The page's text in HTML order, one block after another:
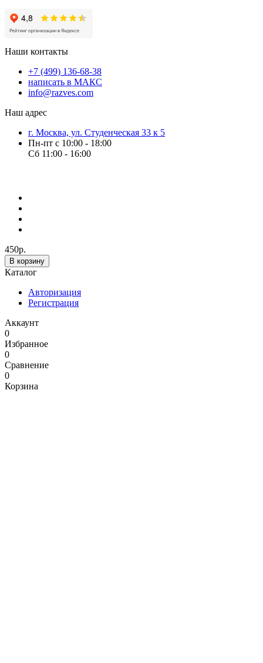
Наши контакты
+7 (499) 136-68-38
написать в МАКС
info@razves.com
Наш адрес
г. Москва, ул. Студенческая 33 к 5
Пн-пт с 10:00 - 18:00
Сб 11:00 - 16:00
450р.
В корзину
Каталог
Авторизация
Регистрация
Аккаунт
0
Избранное
0
Сравнение
0
Корзина